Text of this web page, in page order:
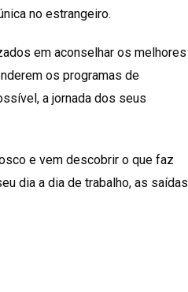
no estrangeiro.
em aconselhar os melhores
os programas de
a jornada dos seus
e vem descobrir o que faz
dia a dia de trabalho, as saídas